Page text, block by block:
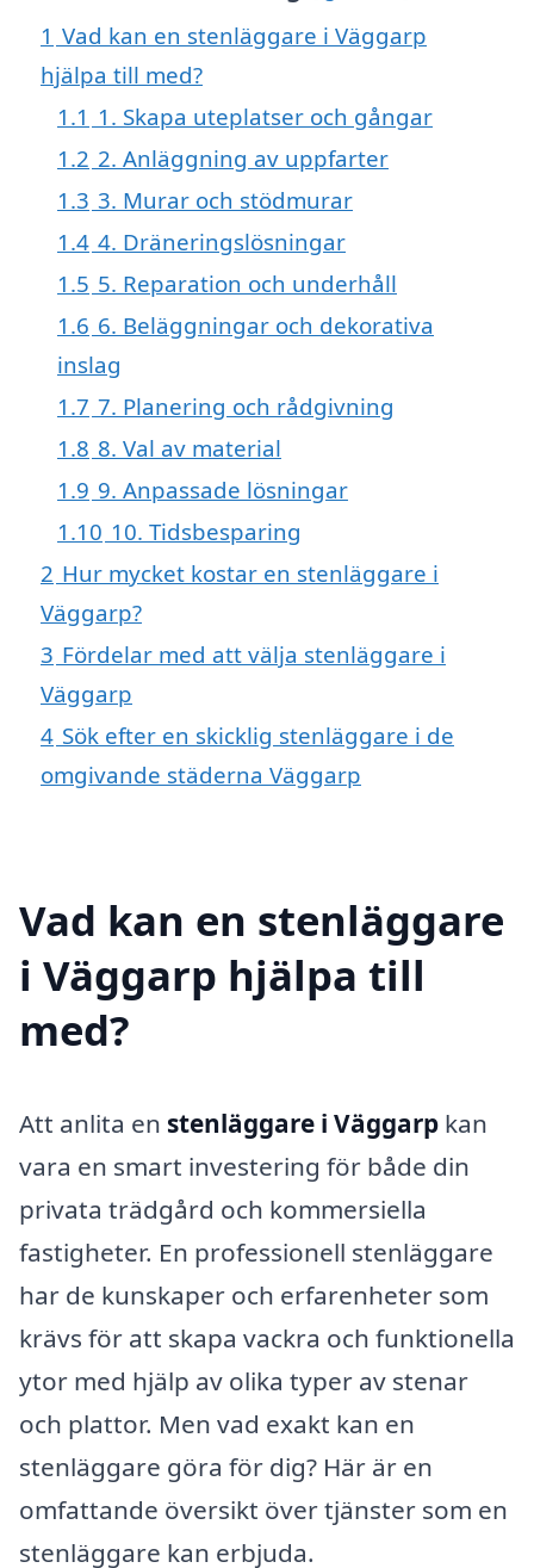
1 Vad kan en stenläggare i Väggarp
hjälpa till med?
1.1 1. Skapa uteplatser och gångar
1.2 2. Anläggning av uppfarter
1.3 3. Murar och stödmurar
1.4 4. Dräneringslösningar
1.5 5. Reparation och underhåll
1.6 6. Beläggningar och dekorativa
inslag
1.7 7. Planering och rådgivning
1.8 8. Val av material
1.9 9. Anpassade lösningar
1.10 10. Tidsbesparing
2 Hur mycket kostar en stenläggare i
Väggarp?
3 Fördelar med att välja stenläggare i
Väggarp
4 Sök efter en skicklig stenläggare i de
omgivande städerna Väggarp
Vad kan en stenläggare
i Väggarp hjälpa till
med?
Att anlita en stenläggare i Väggarp kan
vara en smart investering för både din
privata trädgård och kommersiella
fastigheter. En professionell stenläggare
har de kunskaper och erfarenheter som
krävs för att skapa vackra och funktionella
ytor med hjälp av olika typer av stenar
och plattor. Men vad exakt kan en
stenläggare göra för dig? Här är en
omfattande översikt över tjänster som en
stenläggare kan erbjuda.